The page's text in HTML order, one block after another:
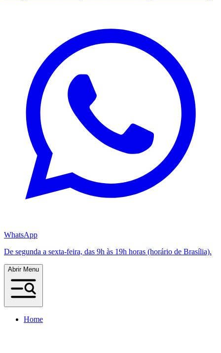
WhatsApp
De segunda a sexta-feira, das 9h às 19h horas (horário de Brasília).
Abrir Menu
Home